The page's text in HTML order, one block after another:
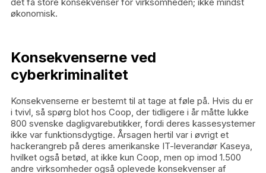
økonomisk.
Konsekvenserne ved
cyberkriminalitet
Konsekvenserne er bestemt til at tage at føle på. Hvis du er
i tvivl, så spørg blot hos Coop, der tidligere i år måtte lukke
800 svenske dagligvarebutikker, fordi deres kassesystemer
ikke var funktionsdygtige. Årsagen hertil var i øvrigt et
hackerangreb på deres amerikanske IT-leverandør Kaseya,
hvilket også betød, at ikke kun Coop, men op imod 1.500
andre virksomheder også oplevede konsekvenser af